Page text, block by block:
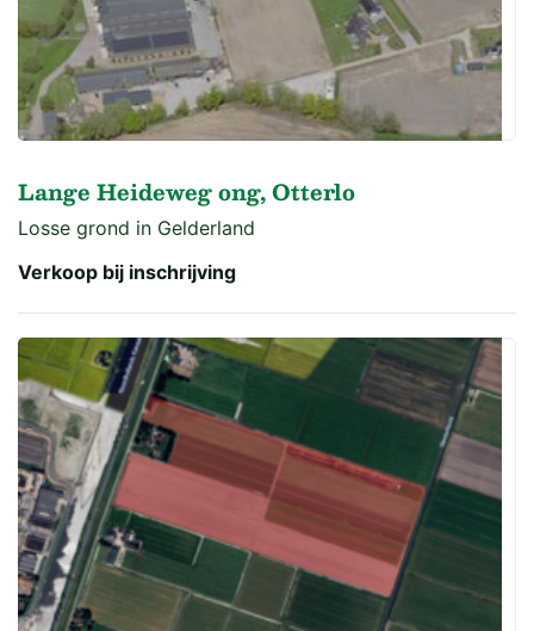
Lange Heideweg ong, Otterlo
Losse grond in Gelderland
Verkoop bij inschrijving